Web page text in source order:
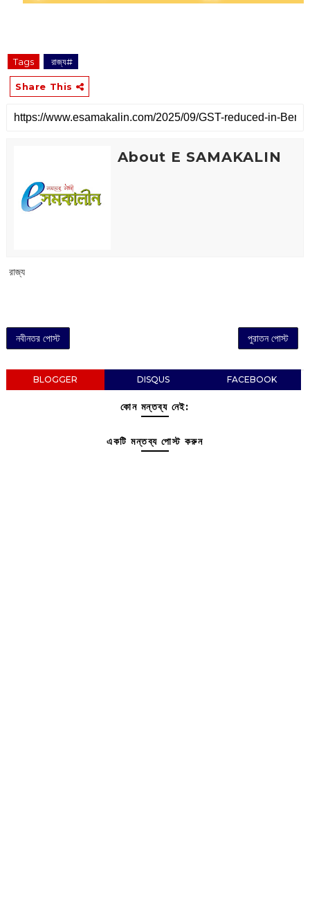
Tags ‌ রাজ্য#
Share This
About E SAMAKALIN
‌ রাজ্য
নবীনতর পোস্ট পুরাতন পোস্ট
BLOGGER DISQUS FACEBOOK
কোন মন্তব্য নেই:
একটি মন্তব্য পোস্ট করুন